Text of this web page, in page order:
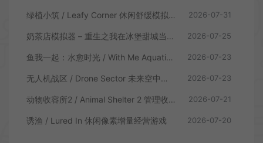
绿植小筑 / Leafy Corner 休闲舒缓模拟游戏 2026-07-31
奶茶店模拟器 – 重生之我在冰堡甜城当店长 / Boba Cafe Simulator 模拟经营游戏 2026-07-25
鱼我一起：水愈时光 / With Me Aquatic Time 休闲养鱼游戏 2026-07-23
无人机战区 / Drone Sector 未来空中炮艇游戏 2026-07-23
动物收容所2 / Animal Shelter 2 管理收容模拟游戏 2026-07-21
诱渔 / Lured In 休闲像素增量经营游戏 2026-07-20